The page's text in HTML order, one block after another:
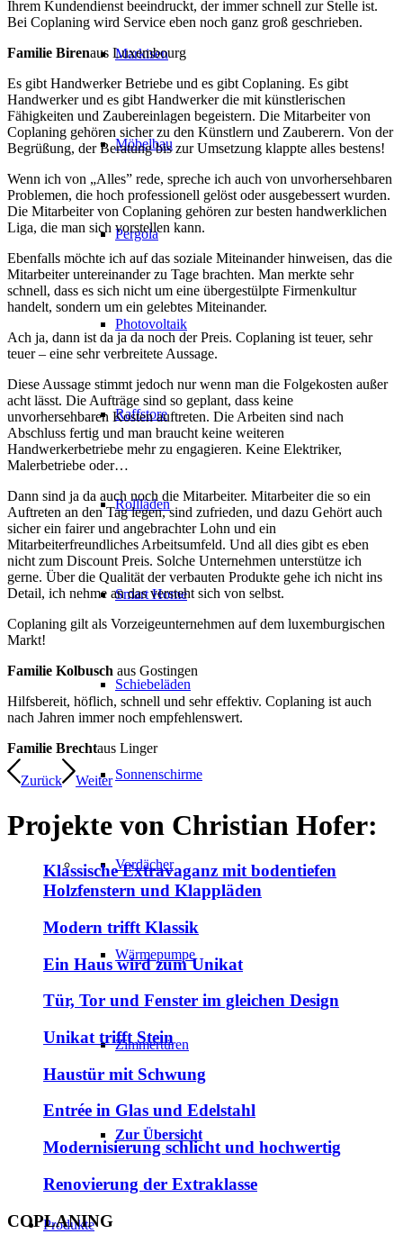
Markisen
Möbelbau
Pergola
Photovoltaik
Raffstore
Rollläden
Smart Home
Schiebeläden
Sonnenschirme
Vordächer
Wärmepumpe
Zimmertüren
Zur Übersicht
Produkte
Ihrem Kundendienst beeindruckt, der immer schnell zur Stelle ist.
Bei Coplaning wird Service eben noch ganz groß geschrieben.
Familie Birenaus Luxembourg
Es gibt Handwerker Betriebe und es gibt Coplaning. Es gibt
Handwerker und es gibt Handwerker die mit künstlerischen
Fähigkeiten und Zaubereinlagen begeistern. Die Mitarbeiter von
Coplaning gehören sicher zu den Künstlern und Zauberern. Von der
Begrüßung, der Beratung bis zur Umsetzung klappte alles bestens!
Wenn ich von „Alles” rede, spreche ich auch von unvorhersehbaren
Problemen, die hoch professionell gelöst oder ausgebessert wurden.
Die Mitarbeiter von Coplaning gehören zur besten handwerklichen
Liga, die man sich vorstellen kann.
Ebenfalls möchte ich auf das soziale Miteinander hinweisen, das die
Mitarbeiter untereinander zu Tage brachten. Man merkte sehr
schnell, dass es sich nicht um eine übergestülpte Firmenkultur
handelt, sondern um ein gelebtes Miteinander.
Ach ja, dann ist da ja da noch der Preis. Coplaning ist teuer, sehr
teuer – eine sehr verbreitete Aussage.
Diese Aussage stimmt jedoch nur wenn man die Folgekosten außer
acht lässt. Die Aufträge sind so geplant, dass keine
unvorhersehbaren Kosten auftreten. Die Arbeiten sind nach
Abschluss fertig und man braucht keine weiteren
Handwerkerbetriebe mehr zu engagieren. Keine Elektriker,
Malerbetriebe oder…
Dann sind ja da auch noch die Mitarbeiter. Mitarbeiter die so ein
Auftreten an den Tag legen, sind zufrieden, und dazu Gehört auch
sicher ein fairer und angebrachter Lohn und ein
Mitarbeiterfreundliches Arbeitsumfeld. Und all dies gibt es eben
nicht zum Discount Preis. Solche Unternehmen unterstütze ich
gerne. Über die Qualität der verbauten Produkte gehe ich nicht ins
Detail, ich nehme an das versteht sich von selbst.
Coplaning gilt als Vorzeigeunternehmen auf dem luxemburgischen
Markt!
Familie Kolbusch aus Gostingen
Hilfsbereit, höflich, schnell und sehr effektiv. Coplaning ist auch
nach Jahren immer noch empfehlenswert.
Familie Brechtaus Linger
Zurück Weiter
Projekte von Christian Hofer:
Klassische Extravaganz mit bodentiefen
Holzfenstern und Klappläden
Modern trifft Klassik
Ein Haus wird zum Unikat
Tür, Tor und Fenster im gleichen Design
Unikat trifft Stein
Haustür mit Schwung
Entrée in Glas und Edelstahl
Modernisierung schlicht und hochwertig
Renovierung der Extraklasse
COPLANING